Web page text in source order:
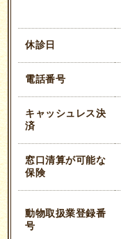
休診日
電話番号
キャッシュレス決
済
窓口清算が可能な
保険
動物取扱業登録番
号